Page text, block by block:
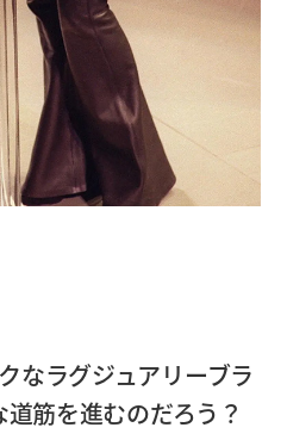
なラグジュアリーブラ
筋を進むのだろう？